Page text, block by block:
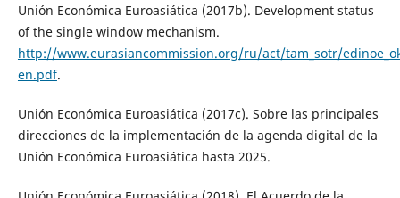
Unión Económica Euroasiática (2017b). Development status
of the single window mechanism.
http://www.eurasiancommission.org/ru/act/tam_sotr/
en.pdf.
Unión Económica Euroasiática (2017c). Sobre las principales
direcciones de la implementación de la agenda digital de la
Unión Económica Euroasiática hasta 2025.